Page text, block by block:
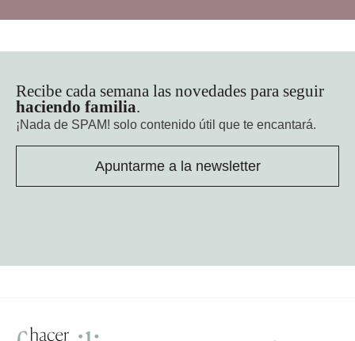
Recibe cada semana las novedades para seguir
haciendo familia.
¡Nada de SPAM! solo contenido útil que te encantará.
Apuntarme a la newsletter